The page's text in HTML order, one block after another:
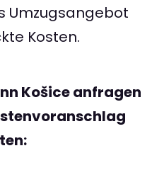
Umzugsangebot
Kosten.
Košice anfragen